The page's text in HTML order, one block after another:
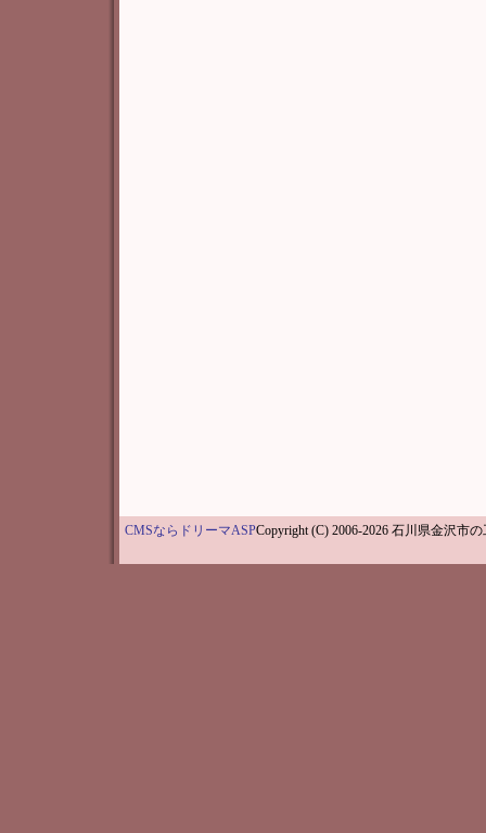
CMSならドリーマASPCopyright (C) 2006-2026 石川県金沢市